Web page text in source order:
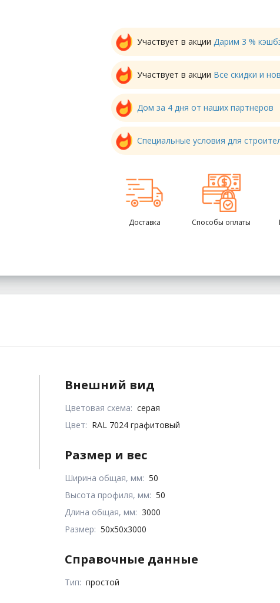
Участвует в акции Дарим 3 %
Участвует в акции Все скидки и
Дом за 4 дня от наших партнеров
Специальные условия для
Доставка Способы оплаты
Внешний вид
Цветовая схема: серая
Цвет: RAL 7024 графитовый
Размер и вес
Ширина общая, мм: 50
Высота профиля, мм: 50
Длина общая, мм: 3000
Размер: 50x50x3000
Справочные данные
Тип: простой